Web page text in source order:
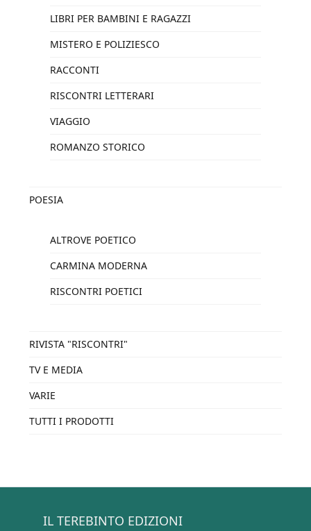
LIBRI PER BAMBINI E RAGAZZI
MISTERO E POLIZIESCO
RACCONTI
RISCONTRI LETTERARI
VIAGGIO
ROMANZO STORICO
POESIA
ALTROVE POETICO
CARMINA MODERNA
RISCONTRI POETICI
RIVISTA "RISCONTRI"
TV E MEDIA
VARIE
TUTTI I PRODOTTI
IL TEREBINTO EDIZIONI